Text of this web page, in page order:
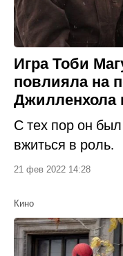
Игра Тоби
повлияла на
Джилленхола
С тех пор он
вжиться в роль.
21 фев 2022 14:28
Кино